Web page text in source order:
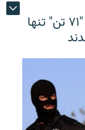
موج تازه اعدام‌ها در ایران؛ "۷۱ تن" تنها